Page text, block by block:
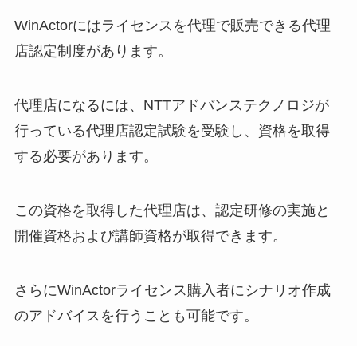
WinActorにはライセンスを代理で販売できる代理
店認定制度があります。
代理店になるには、NTTアドバンステクノロジが
行っている代理店認定試験を受験し、資格を取得
する必要があります。
この資格を取得した代理店は、認定研修の実施と
開催資格および講師資格が取得できます。
さらにWinActorライセンス購入者にシナリオ作成
のアドバイスを行うことも可能です。